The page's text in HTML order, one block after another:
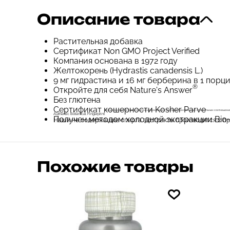
Описание товара
Растительная добавка
Сертификат Non GMO Project Verified
Компания основана в 1972 году
Желтокорень (Hydrastis canadensis L.)
9 мг гидрастина и 16 мг берберина в 1
Откройте для себя Nature's Answer®
Без глютена
Сертификат кошерности Kosher Parve
Получен методом холодной экстракции
Наши не содержащие спирта экстракты производятся с
® Authentic Botanical Fingerprint
® содержит целостные и сбалансированные растительные компоненты с оптимальным
Похожие товары